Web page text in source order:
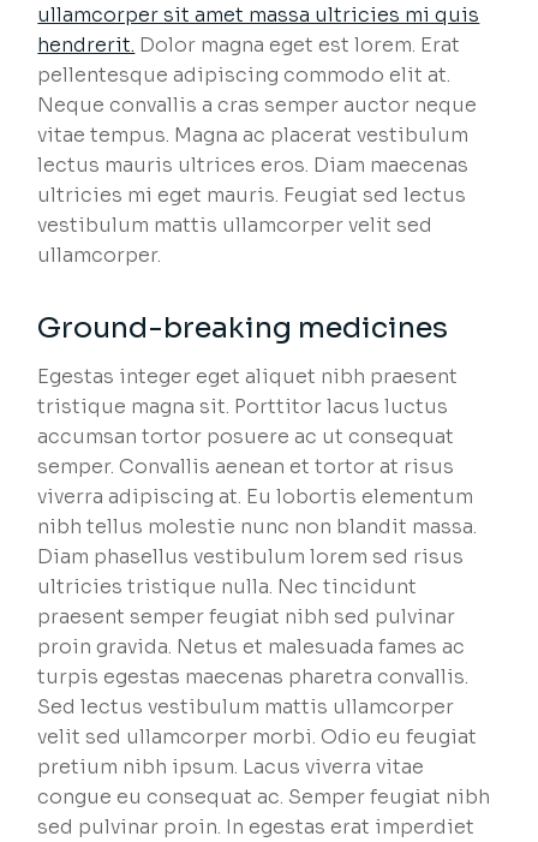
ullamcorper sit amet massa ultricies mi quis
hendrerit. Dolor magna eget est lorem. Erat
pellentesque adipiscing commodo elit at.
Neque convallis a cras semper auctor neque
vitae tempus. Magna ac placerat vestibulum
lectus mauris ultrices eros. Diam maecenas
ultricies mi eget mauris. Feugiat sed lectus
vestibulum mattis ullamcorper velit sed
ullamcorper.
Ground-breaking medicines
Egestas integer eget aliquet nibh praesent
tristique magna sit. Porttitor lacus luctus
accumsan tortor posuere ac ut consequat
semper. Convallis aenean et tortor at risus
viverra adipiscing at. Eu lobortis elementum
nibh tellus molestie nunc non blandit massa.
Diam phasellus vestibulum lorem sed risus
ultricies tristique nulla. Nec tincidunt
praesent semper feugiat nibh sed pulvinar
proin gravida. Netus et malesuada fames ac
turpis egestas maecenas pharetra convallis.
Sed lectus vestibulum mattis ullamcorper
velit sed ullamcorper morbi. Odio eu feugiat
pretium nibh ipsum. Lacus viverra vitae
congue eu consequat ac. Semper feugiat nibh
sed pulvinar proin. In egestas erat imperdiet